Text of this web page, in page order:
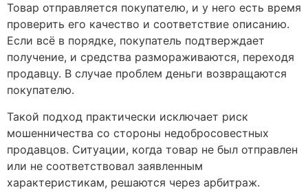
Товар отправляется покупателю, и у него есть время
проверить его качество и соответствие описанию.
Если всё в порядке, покупатель подтверждает
получение, и средства размораживаются, переходя
продавцу. В случае проблем деньги возвращаются
покупателю.
Такой подход практически исключает риск
мошенничества со стороны недобросовестных
продавцов. Ситуации, когда товар не был отправлен
или не соответствовал заявленным
характеристикам, решаются через арбитраж.